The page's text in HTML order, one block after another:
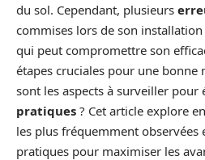
du sol. Cependant, plusieurs
commises lors de son
qui peut compromettre son
étapes cruciales pour une bonne
sont les aspects à surveiller pour
pratiques ? Cet article explore
les plus fréquemment observées
pratiques pour maximiser les